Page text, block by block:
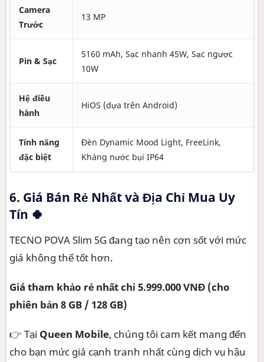
Camera
Trước
13 MP
Pin & Sạc
5160 mAh, Sạc nhanh 45W, Sạc ngược
10W
Hệ điều
hành
HiOS (dựa trên Android)
Tính năng
đặc biệt
Đèn Dynamic Mood Light, FreeLink,
Kháng nước bụi IP64
6. Giá Bán Rẻ Nhất và Địa Chỉ Mua Uy
Tín 🍀
TECNO POVA Slim 5G đang tạo nên cơn sốt với mức
giá không thể tốt hơn.
Giá tham khảo rẻ nhất chỉ5.999.000 VNĐ (cho
phiên bản 8 GB / 128 GB)
👉 Tại Queen Mobile, chúng tôi cam kết mang đến
cho bạn mức giá cạnh tranh nhất cùng dịch vụ hậu